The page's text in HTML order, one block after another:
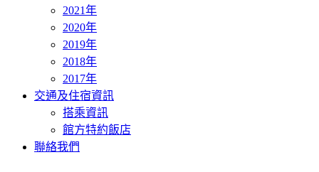
2021年
2020年
2019年
2018年
2017年
交通及住宿資訊
搭乘資訊
館方特約飯店
聯絡我們